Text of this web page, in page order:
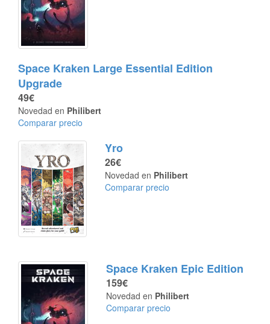
Space Kraken Large Essential Edition
Upgrade
49€
Novedad en Philibert
Comparar precio
Yro
26€
Novedad en Philibert
Comparar precio
Space Kraken Epic Edition
159€
Novedad en Philibert
Comparar precio